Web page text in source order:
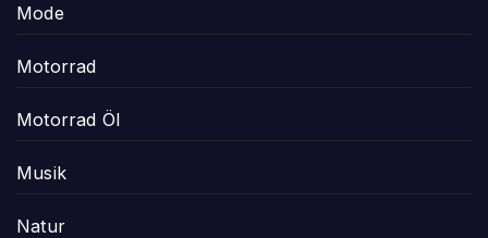
Mode
Motorrad
Motorrad Öl
Musik
Natur